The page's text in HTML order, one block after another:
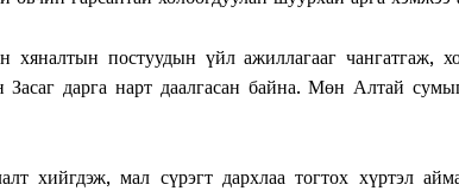
хяналтын постуудын үйл ажиллагааг чангатгаж,
Засаг дарга нарт даалгасан байна. Мөн Алтай
хийгдэж, мал сүрэгт дархлаа тогтох хүртэл